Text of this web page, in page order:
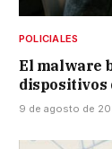
POLICIALES
El malware
dispositivos
9 de agosto de